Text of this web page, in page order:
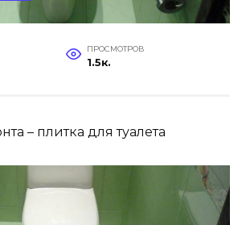
ПРОСМОТРОВ
1.5к.
– плитка для туалета